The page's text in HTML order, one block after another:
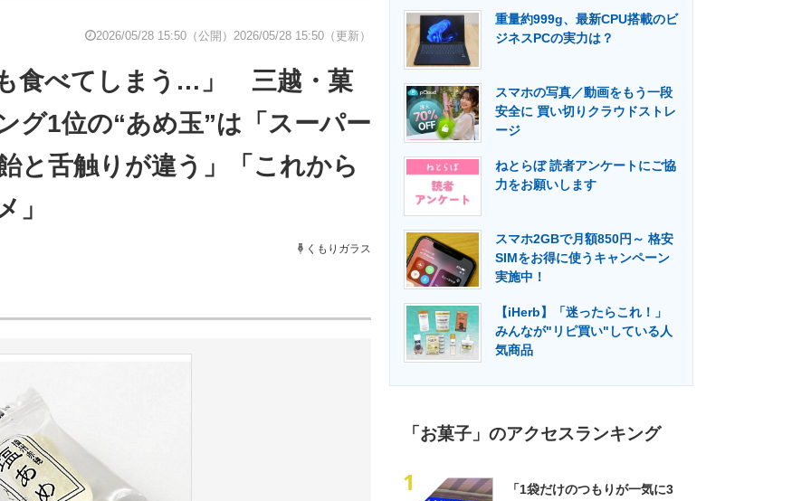
経営リーダーのコミュニティ マーケ×ITの今がよく分かる
製造業のIT導入・活用を支援
エネルギーの専門メディア 建設×テクノロジーの最前線
2026/05/28 15:50（公開） 2026/05/28 15:50（更新）
食べてしまう…」 三越・菓
グ1位の“あめ玉”は「スーパー
と舌触りが違う」「これから
」
くもりガラス
重量約999g、最新CPU搭載のビ
ジネスPCの実力は？
スマホの写真／動画をもう一段
安全に 買い切りクラウドストレ
ージ
ねとらぼ 読者アンケートにご協
力をお願いします
スマホ2GBで月額850円～ 格安
SIMをお得に使うキャンペーン
実施中！
【iHerb】「迷ったらこれ！」
みんなが"リピ買い"している人
気商品
「お菓子」のアクセスランキング
1
「1袋だけのつもりが一気に3